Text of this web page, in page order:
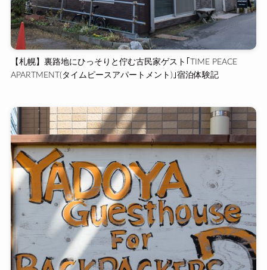
【札幌】裏路地にひっそりと佇む古民家ゲスト｢TIME PEACE
APARTMENT(タイムピースアパートメント)｣宿泊体験記